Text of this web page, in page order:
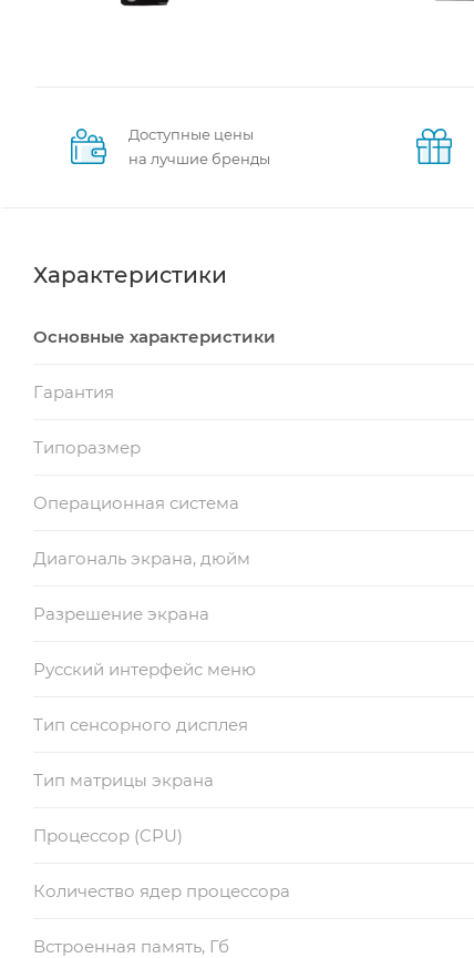
Доступные цены
на лучшие бренды
Характеристики
Основные характеристики
Гарантия
Типоразмер
Операционная система
Диагональ экрана, дюйм
Разрешение экрана
Русский интерфейс меню
Тип сенсорного дисплея
Тип матрицы экрана
Процессор (CPU)
Количество ядер процессора
Встроенная память, Гб